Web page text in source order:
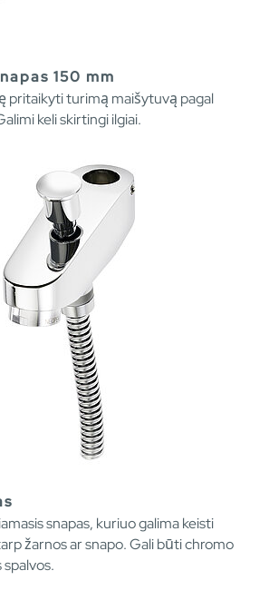
150 mm
pritaikyti turimą maišytuvą pagal
keli skirtingi ilgiai.
snapas, kuriuo galima keisti
žarnos ar snapo. Gali būti chromo